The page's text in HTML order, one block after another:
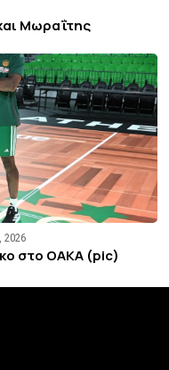
Μωραΐτης
2026
στο ΟΑΚΑ (pic)